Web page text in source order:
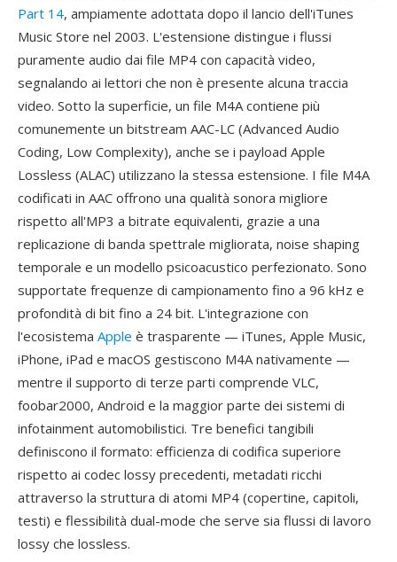
Part 14, ampiamente adottata dopo il lancio dell'iTunes
Music Store nel 2003. L'estensione distingue i flussi
puramente audio dai file MP4 con capacità video,
segnalando ai lettori che non è presente alcuna traccia
video. Sotto la superficie, un file M4A contiene più
comunemente un bitstream AAC-LC (Advanced Audio
Coding, Low Complexity), anche se i payload Apple
Lossless (ALAC) utilizzano la stessa estensione. I file M4A
codificati in AAC offrono una qualità sonora migliore
rispetto all'MP3 a bitrate equivalenti, grazie a una
replicazione di banda spettrale migliorata, noise shaping
temporale e un modello psicoacustico perfezionato. Sono
supportate frequenze di campionamento fino a 96 kHz e
profondità di bit fino a 24 bit. L'integrazione con
l'ecosistema Apple è trasparente — iTunes, Apple Music,
iPhone, iPad e macOS gestiscono M4A nativamente —
mentre il supporto di terze parti comprende VLC,
foobar2000, Android e la maggior parte dei sistemi di
infotainment automobilistici. Tre benefici tangibili
definiscono il formato: efficienza di codifica superiore
rispetto ai codec lossy precedenti, metadati ricchi
attraverso la struttura di atomi MP4 (copertine, capitoli,
testi) e flessibilità dual-mode che serve sia flussi di lavoro
lossy che lossless.